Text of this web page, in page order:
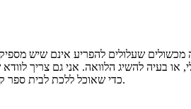
מכשולים שעלולים להפריע אינם שיש
או בעיה להשיג הלוואה. אני גם צריך לוודא
כדי שאוכל ללכת לבית ספר קולינריים טוב כשאני בוגר.